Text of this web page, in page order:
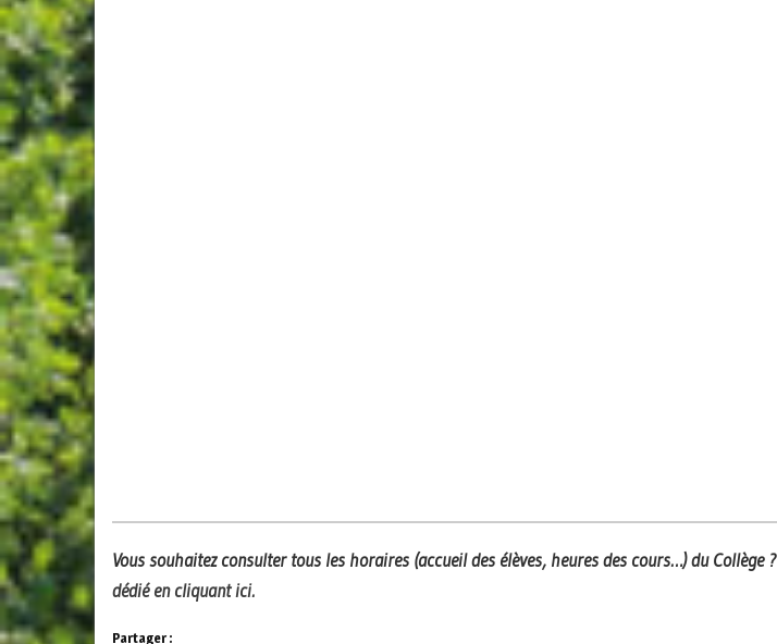
Vous souhaitez consulter tous les horaires (accueil des élèves, heures des cours…) du Collège ?
dédié en cliquant ici.
Partager :